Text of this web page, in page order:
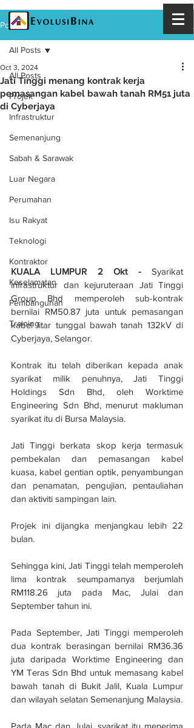
Post
All Posts
Projek
Infrastruktur
Semenanjung
Sabah & Sarawak
Luar Negara
Perumahan
Isu Rakyat
Teknologi
Kontraktor
Keselamatan
Pembangunan
Training
All Posts
Jati Tinggi menang kontrak kerja
pemasangan kabel bawah tanah RM51 juta
di Cyberjaya
Oct 3, 2024
KUALA LUMPUR 2 Okt - Syarikat
infrastruktur dan kejuruteraan Jati Tinggi
Group Bhd memperoleh sub-kontrak
bernilai RM50.87 juta untuk pemasangan
kabel litar tunggal bawah tanah 132kV di
Cyberjaya, Selangor.
Kontrak itu telah diberikan kepada anak
syarikat milik penuhnya, Jati Tinggi
Holdings Sdn Bhd, oleh Worktime
Engineering Sdn Bhd, menurut makluman
syarikat itu di Bursa Malaysia.
Jati Tinggi berkata skop kerja termasuk
pembekalan dan pemasangan kabel
kuasa, kabel gentian optik, penyambungan
dan penamatan, pengujian, pentauliahan
dan aktiviti sampingan lain.
Projek ini dijangka menjangkau lebih 22
bulan.
Sehingga kini, Jati Tinggi telah memperoleh
lima kontrak seumpamanya berjumlah
RM118.26 juta pada Mac, Julai dan
September tahun ini.
Pada September, Jati Tinggi memperoleh
dua kontrak berasingan bernilai RM36.36
juta daripada Worktime Engineering dan
YM Teras Sdn Bhd untuk memasang kabel
bawah tanah di Bukit Jalil, Kuala Lumpur
dan wilayah selatan Semenanjung Malaysia.
Pada Mac dan Julai, syarikat itu menerima